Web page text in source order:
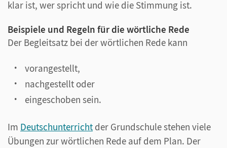
klar ist, wer spricht und wie die Stimmung ist.
Beispiele und Regeln für die wörtliche Rede
Der Begleitsatz bei der wörtlichen Rede kann
vorangestellt,
nachgestellt oder
eingeschoben sein.
Im Deutschunterricht der Grundschule stehen viele
Übungen zur wörtlichen Rede auf dem Plan. Der